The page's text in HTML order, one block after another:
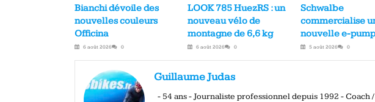
Bianchi dévoile des
nouvelles couleurs
Officina
6 août 2026 0
LOOK 785 HuezRS : un
nouveau vélo de
montagne de 6,6 kg
6 août 2026 0
Schwalbe
commercialise
nouvelle e-pump
5 août 2026 0
Guillaume Judas
- 54 ans - Journaliste professionnel depuis 1992 - Coach
Le vélo